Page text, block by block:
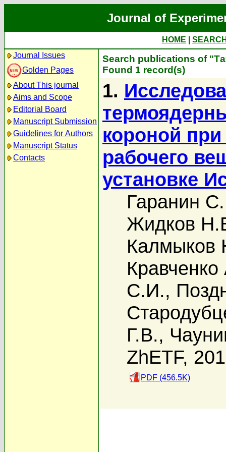
Journal of
HOME
Journal Issues
Golden Pages
About This journal
Aims and Scope
Editorial Board
Manuscript Submission
Guidelines for Authors
Manuscript Status
Contacts
Search publications of
Found 1 record(s)
1.
короной
рабочего
установке
Гаранин
Жидков
Калмыков
Кравченко
С.И.,
Г.В.,
ZhETF,
PDF (456.5K)